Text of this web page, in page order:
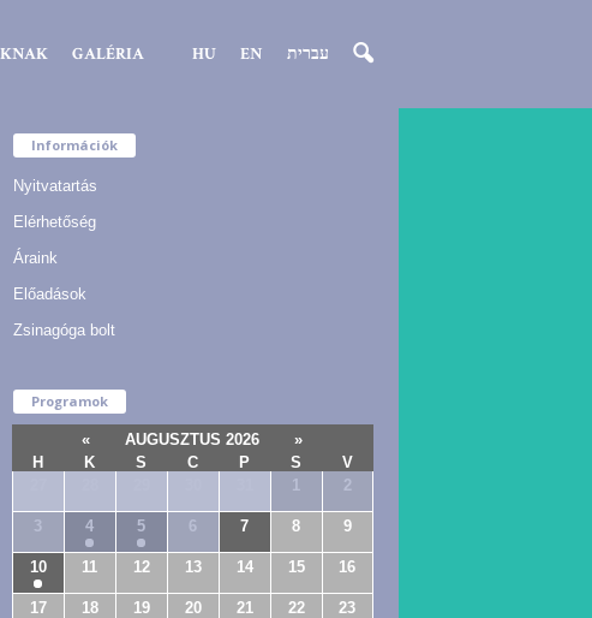
GALÉRIA HU EN עברית
Információk
Nyitvatartás
Elérhetőség
Áraink
Előadások
Zsinagóga bolt
Programok
« AUGUSZTUS 2026
»
H
K S C P S
V
2
3 4 5 6 7 8 9
10 11 12 13 14 15 16
17 18 19 20 21 22 23